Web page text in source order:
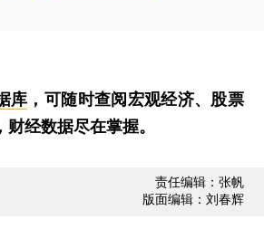
库 ，可随时查阅宏观经济、股票
经数据尽在掌握。
责任编辑：张帆
版面编辑：刘春辉